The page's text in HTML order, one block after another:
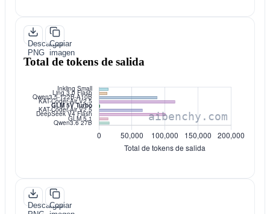
Descargar
PNG
Copiar
imagen
Total de tokens de salida
Descargar
Copiar